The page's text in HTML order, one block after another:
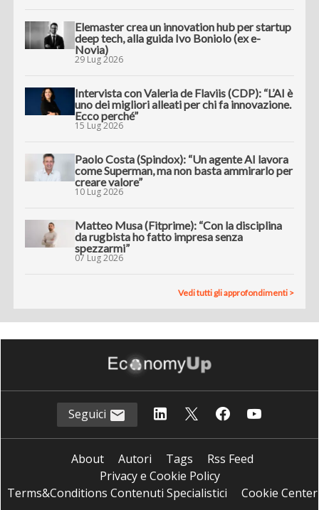
Elemaster crea un innovation hub per startup
deep tech, alla guida Ivo Boniolo (ex e-
Novia)
29 Lug 2026
Intervista con Valeria de Flaviis (CDP): “L’AI è
uno dei migliori alleati per chi fa innovazione.
Ecco perché”
15 Lug 2026
Paolo Costa (Spindox): “Un agente AI lavora
come Superman, ma non basta ammirarlo per
creare valore”
10 Lug 2026
Matteo Musa (Fitprime): “Con la disciplina
da rugbista ho fatto impresa senza
spezzarmi”
07 Lug 2026
Vedi tutti gli approfondimenti >
Seguici
About Autori Tags
Rss Feed
Privacy e Cookie Policy
Terms&Conditions Contenuti Specialistici
Cookie Center